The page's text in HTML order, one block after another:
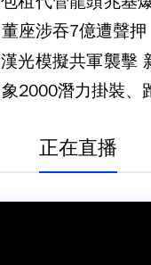
董座涉吞7億遭聲押
漢光模擬共軍襲擊
象2000潛力掛裝、
正在直播